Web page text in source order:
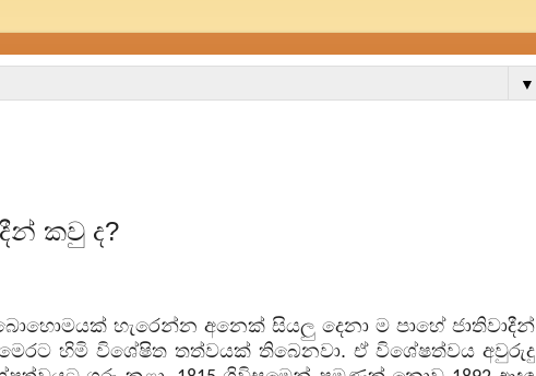
▼
කවු ද?
හැරෙන්න අනෙක් සියලු දෙනා ම පාහේ ජාතිවාදීන්
හිමි විශේෂිත තත්වයක් තිබෙනවා. ඒ විශේෂත්වය අවුරුදු